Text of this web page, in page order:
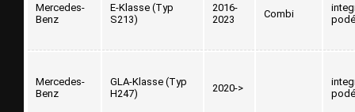
Mercedes-
Benz
E-Klasse (Typ
S213)
2016-
2023
Combi
Mercedes-
Benz
GLA-Klasse (Typ
H247)
2020->